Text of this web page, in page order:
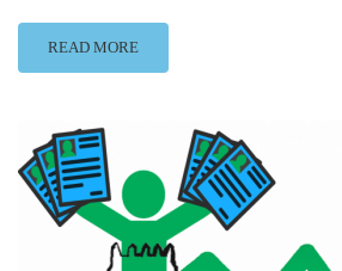
READ
MORE
DE
HORÁRIOS
2023-
2024
READ MORE